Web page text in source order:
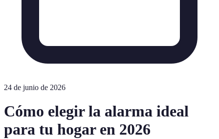
24 de junio de 2026
Cómo elegir la alarma ideal
para tu hogar en 2026